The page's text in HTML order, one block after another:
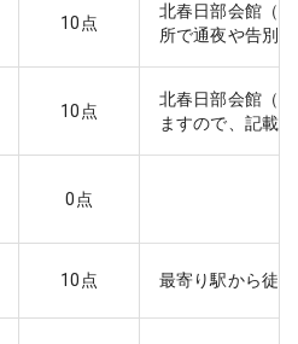
10 点
北春日部会館（
所で通夜や告別
10 点
北春日部会館（
ますので、記載
0 点
10 点 最寄り駅から徒